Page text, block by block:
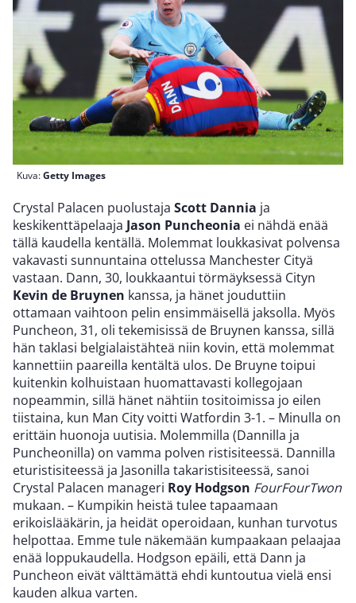
Kuva:Getty Images
Crystal Palacen puolustaja Scott Dannia ja
keskikenttäpelaaja Jason Puncheonia ei nähdä enää
tällä kaudella kentällä. Molemmat loukkasivat polvensa
vakavasti sunnuntaina ottelussa Manchester Cityä
vastaan. Dann, 30, loukkaantui törmäyksessä Cityn
Kevin de Bruynen kanssa, ja hänet jouduttiin
ottamaan vaihtoon pelin ensimmäisellä jaksolla. Myös
Puncheon, 31, oli tekemisissä de Bruynen kanssa, sillä
hän taklasi belgialaistähteä niin kovin, että molemmat
kannettiin paareilla kentältä ulos. De Bruyne toipui
kuitenkin kolhuistaan huomattavasti kollegojaan
nopeammin, sillä hänet nähtiin tositoimissa jo eilen
tiistaina, kun Man City voitti Watfordin 3-1. – Minulla on
erittäin huonoja uutisia. Molemmilla (Dannilla ja
Puncheonilla) on vamma polven ristisiteessä. Dannilla
eturistisiteessä ja Jasonilla takaristisiteessä, sanoi
Crystal Palacen manageri Roy Hodgson FourFourTwon
mukaan. – Kumpikin heistä tulee tapaamaan
erikoislääkärin, ja heidät operoidaan, kunhan turvotus
helpottaa. Emme tule näkemään kumpaakaan pelaajaa
enää loppukaudella. Hodgson epäili, että Dann ja
Puncheon eivät välttämättä ehdi kuntoutua vielä ensi
kauden alkua varten.